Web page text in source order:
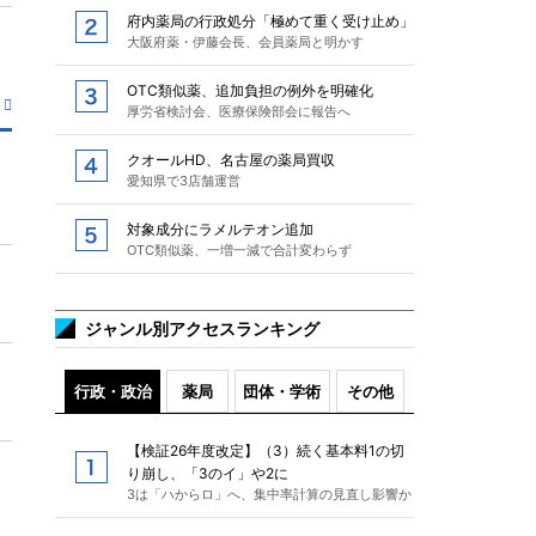
府内薬局の行政処分「極めて重く受け止め」
大阪府薬・伊藤会長、会員薬局と明かす
OTC類似薬、追加負担の例外を明確化
厚労省検討会、医療保険部会に報告へ
クオールHD、名古屋の薬局買収
愛知県で3店舗運営
対象成分にラメルテオン追加
OTC類似薬、一増一減で合計変わらず
ジャンル別アクセスランキング
行政・政治 薬局 団体・学術 その他
【検証26年度改定】（3）続く基本料1の切
り崩し、「3のイ」や2に
3は「ハからロ」へ、集中率計算の見直し影響か